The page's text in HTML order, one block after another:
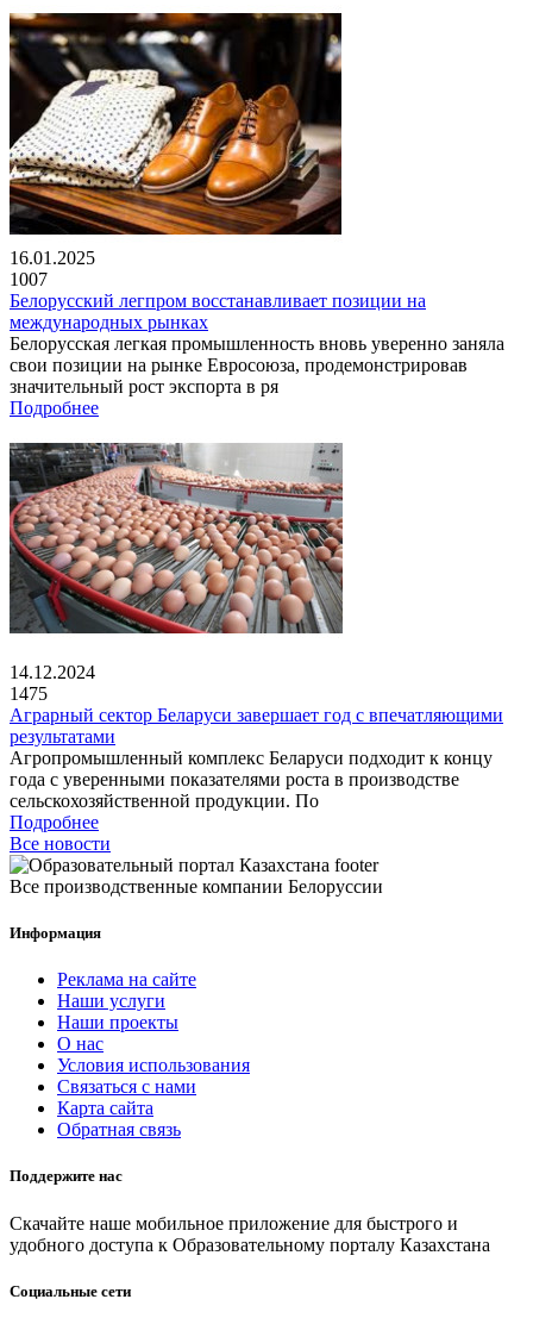
16.01.2025
1007
Белорусский легпром восстанавливает позиции на
международных рынках
Белорусская легкая промышленность вновь уверенно заняла
свои позиции на рынке Евросоюза, продемонстрировав
значительный рост экспорта в ря
Подробнее
14.12.2024
1475
Аграрный сектор Беларуси завершает год с впечатляющими
результатами
Агропромышленный комплекс Беларуси подходит к концу
года с уверенными показателями роста в производстве
сельскохозяйственной продукции. По
Подробнее
Все новости
Все производственные компании Белоруссии
Информация
Реклама на сайте
Наши услуги
Наши проекты
О нас
Условия использования
Связаться с нами
Карта сайта
Обратная связь
Поддержите нас
Скачайте наше мобильное приложение для быстрого и
удобного доступа к Образовательному порталу Казахстана
Социальные сети